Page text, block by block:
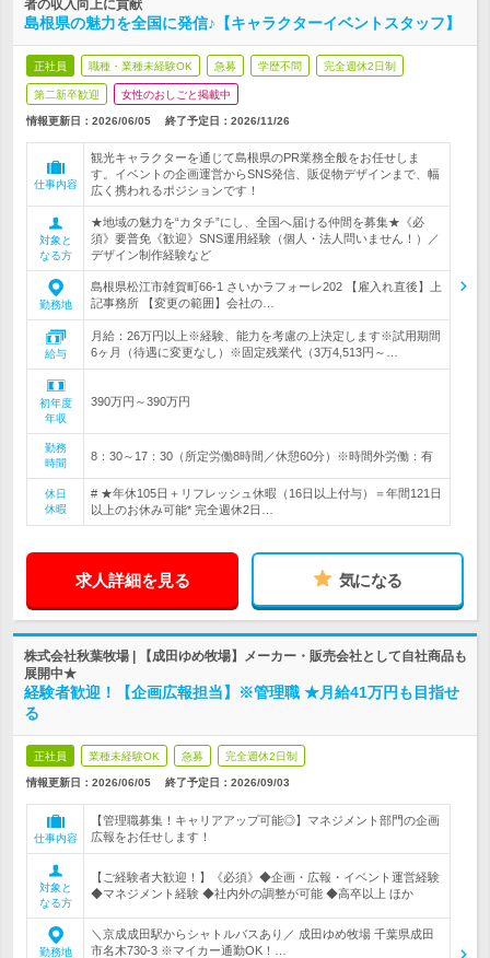
者の収入向上に貢献
島根県の魅力を全国に発信♪【キャラクターイベントスタッフ】
正社員 職種・業種未経験OK 急募 学歴不問 完全週休2日制
第二新卒歓迎 女性のおしごと掲載中
情報更新日：2026/06/05 終了予定日： 2026/11/26
仕事内容
観光キャラクターを通じて島根県のPR業務全般をお任せしま
す。イベントの企画運営からSNS発信、販促物デザインまで、幅
広く携われるポジションです！
対象と
なる方
★地域の魅力を“カタチ”にし、全国へ届ける仲間を募集★《必
須》要普免《歓迎》SNS運用経験（個人・法人問いません！）／
デザイン制作経験など
勤務地
島根県松江市雑賀町66-1 さいかラフォーレ202 【雇入れ直後】上
記事務所 【変更の範囲】会社の…
給与
月給：26万円以上※経験、能力を考慮の上決定します※試用期間
6ヶ月（待遇に変更なし）※固定残業代（3万4,513円～…
初年度
年収
390万円～390万円
勤務
時間
8：30～17：30（所定労働8時間／休憩60分）※時間外労働：有
休日
休暇
# ★年休105日＋リフレッシュ休暇（16日以上付与）＝年間121日
以上のお休み可能* 完全週休2日…
求人詳細を見る 気になる
株式会社秋葉牧場 | 【成田ゆめ牧場】メーカー・販売会社として自社商品も
展開中★
経験者歓迎！【企画広報担当】※管理職 ★月給41万円も目指せ
る
正社員 業種未経験OK 急募 完全週休2日制
情報更新日：2026/06/05 終了予定日： 2026/09/03
仕事内容
【管理職募集！キャリアアップ可能◎】マネジメント部門の企画
広報をお任せします！
対象と
なる方
【ご経験者大歓迎！】《必須》◆企画・広報・イベント運営経験
◆マネジメント経験 ◆社内外の調整が可能 ◆高卒以上 ほか
勤務地
＼京成成田駅からシャトルバスあり／ 成田ゆめ牧場 千葉県成田
市名木730-3 ※マイカー通勤OK！…